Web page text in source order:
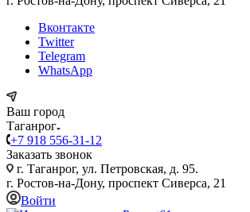
Вконтакте
Twitter
Telegram
WhatsApp
Ваш город
Таганрог
+7 918 556-31-12
Заказать звонок
г. Таганрог, ул. Петровская, д. 95.
г. Ростов-на-Дону, проспект Сиверса, 21
Войти